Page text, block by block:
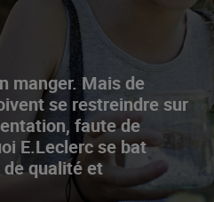
manger. Mais de
se restreindre sur
faute de
E.Leclerc se bat
qualité et